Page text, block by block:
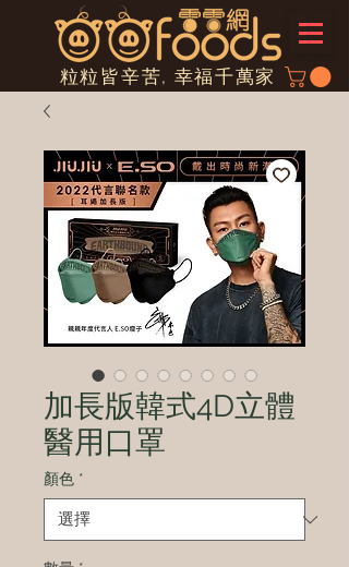
粒粒皆辛苦, 幸福千萬家
加長版韓式4D立體
醫用口罩
顏色 *